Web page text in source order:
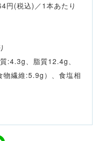
円(税込)／1本あたり
:4.3g、脂質12.4g、
繊維:5.9g）、食塩相